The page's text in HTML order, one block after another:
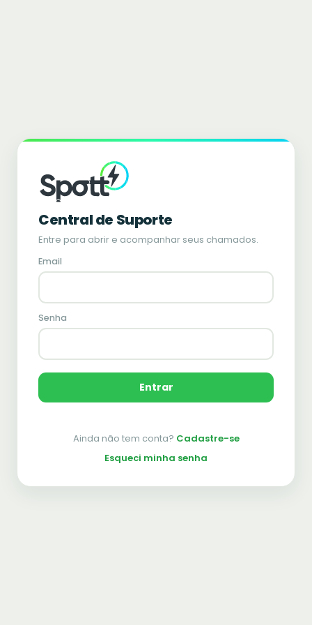
Central de Suporte
Entre para abrir e acompanhar seus chamados.
Email
Senha
Entrar
Ainda não tem conta? Cadastre-se
Esqueci minha senha